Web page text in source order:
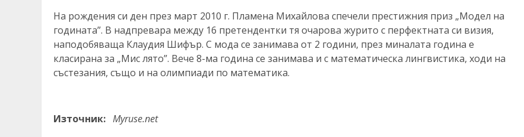
На рождения си ден през март 2010 г. Пламена Михайлова спечели престижния приз „Модел на
годината”. В надпревара между 16 претендентки тя очарова журито с перфектната си визия,
наподобяваща Клаудия Шифър. С мода се занимава от 2 години, през миналата година е
класирана за „Мис лято”. Вече 8-ма година се занимава и с математическа лингвистика, ходи на
състезания, също и на олимпиади по математика.
Източник: Myruse.net